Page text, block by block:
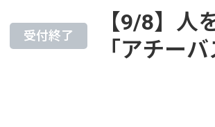
受付終了
【9/8】人
「アチー